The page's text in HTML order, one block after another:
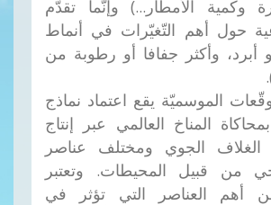
وكمية الأمطار...) وإنّما تقدّم
حول أهم التّغيّرات في أنماط
أبرد، وأكثر جفافا أو رطوبة من
الموسميّة يقع اعتماد نماذج
المناخ العالمي عبر إنتاج
الغلاف الجوي ومختلف عناصر
من قبيل المحيطات. وتعتبر
أهم العناصر التي تؤثر في